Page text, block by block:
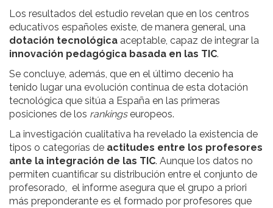
Los resultados del estudio revelan que en los centros
educativos españoles existe, de manera general, una
dotación tecnológica aceptable, capaz de integrar la
innovación pedagógica basada en las TIC.
Se concluye, además, que en el último decenio ha
tenido lugar una evolución continua de esta dotación
tecnológica que sitúa a España en las primeras
posiciones de los rankingseuropeos.
La investigación cualitativa ha revelado la existencia de
tipos o categorías de actitudes entre los profesores
ante la integración de las TIC. Aunque los datos no
permiten cuantificar su distribución entre el conjunto de
profesorado, el informe asegura que el grupo a priori
más preponderante es el formado por profesores que